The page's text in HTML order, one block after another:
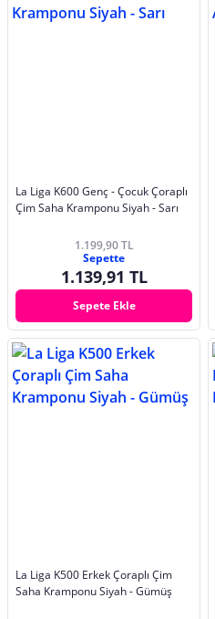
La Liga K600 Genç - Çocuk Çoraplı
Çim Saha Kramponu Siyah - Sarı
1.199,90 TL
Sepette
1.139,91 TL
Sepete Ekle
La Liga K500 Erkek Çoraplı Çim
Saha Kramponu Siyah - Gümüş